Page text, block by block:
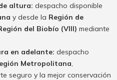
altura: despacho disponible
y desde la Región de
del Biobío (VIII) mediante
en adelante: despacho
Metropolitana,
seguro y la mejor conservación